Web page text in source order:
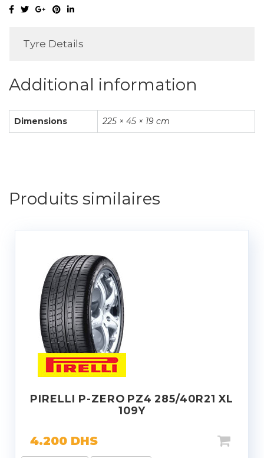
Tyre Details
Additional information
Dimensions 225 × 45 × 19 cm
Produits similaires
PIRELLI P-ZERO PZ4 285/40R21 XL
109Y
4.200 DHS